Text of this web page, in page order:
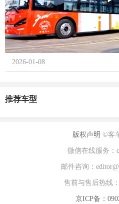
2026-01-08
推荐车型
版权声明 ©客
微信在线服务：
邮件咨询：
售前与售后热线：
京ICP备：